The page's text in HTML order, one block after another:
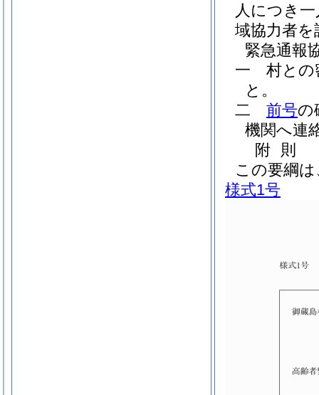
人につき
域協力者
緊急通報
一
村との
と。
二
前号の
機関へ連
附 則
この要綱
様式1号